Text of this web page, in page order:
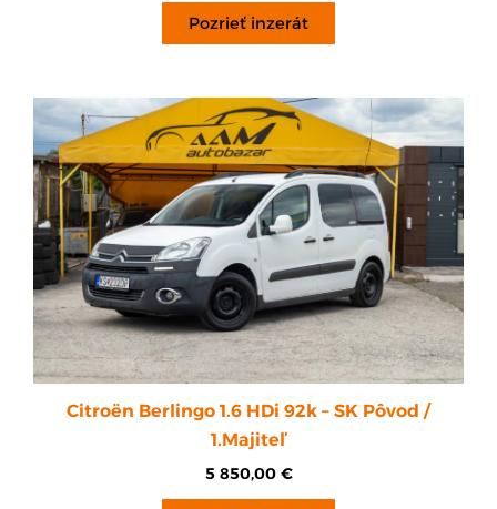
Pozrieť inzerát
Citroën Berlingo 1.6 HDi 92k – SK Pôvod /
1.Majiteľ
5 850,00 €